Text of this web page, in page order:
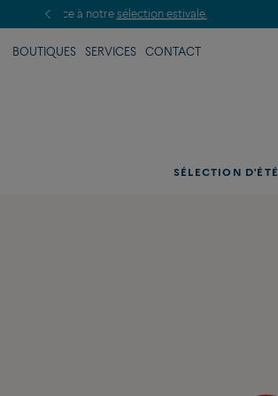
BOUTIQUES SERVICES CONTACT
SÉLECTION D'ÉTÉ